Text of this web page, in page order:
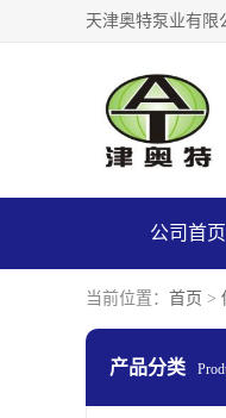
公司首页
当前位置： 首页 >
产品分类